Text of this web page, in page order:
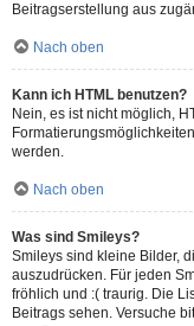
Beitragserstellung aus
Nach oben
Kann ich HTML benutzen?
Nein, es ist nicht möglich,
werden.
Nach oben
Was sind Smileys?
Smileys sind kleine Bilder,
auszudrücken. Für jeden
fröhlich und :( traurig. Die
Beitrags sehen. Versuche